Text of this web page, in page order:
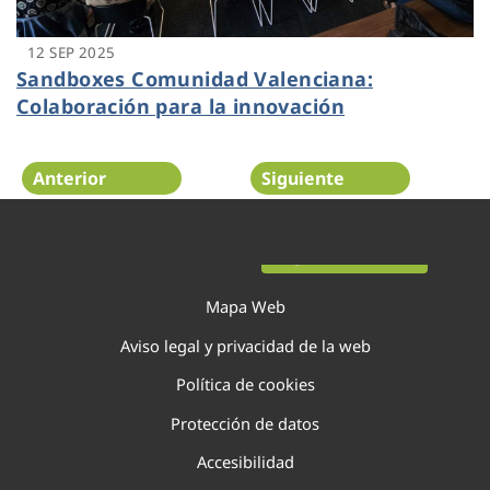
12 SEP 2025
Sandboxes Comunidad Valenciana:
Colaboración para la innovación
Anterior Siguiente
Mapa Web
Aviso legal y privacidad de la web
Política de cookies
Protección de datos
Accesibilidad